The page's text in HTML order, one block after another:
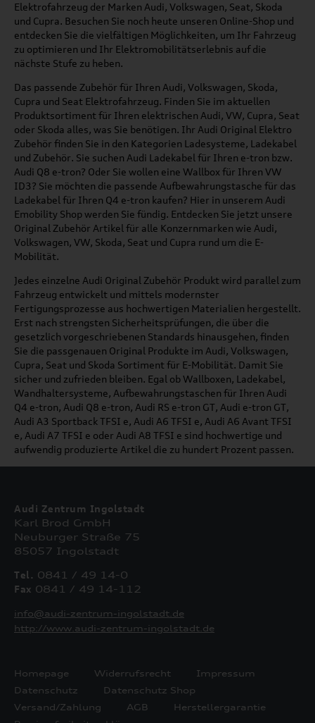
Elektrofahrzeug der Marken Audi, Volkswagen, Seat, Skoda
und Cupra. Besuchen Sie noch heute unseren Online-Shop und
entdecken Sie die vielfältigen Möglichkeiten, um Ihr Fahrzeug
zu optimieren und Ihr Elektromobilitätserlebnis auf die
nächste Stufe zu heben.
Das passende Zubehör für Ihren Audi, Volkswagen, Skoda,
Cupra und Seat Elektrofahrzeug. Finden Sie im aktuellen
Produktsortiment für Ihren elektrischen Audi, VW, Cupra, Seat
oder Skoda alles, was Sie benötigen. Ihr Audi Original Elektro
Zubehör finden Sie in den Kategorien Ladesysteme, Ladekabel
und Zubehör. Sie suchen Audi Ladekabel für Ihren e-tron bzw.
Audi Q8 e-tron? Oder Sie wollen eine Wallbox für Ihren VW
ID3? Sie möchten die passende Aufbewahrungstasche für das
Ladekabel für Ihren Q4 e-tron kaufen? Hier in unserem Audi
Emobility Shop werden Sie fündig. Entdecken Sie jetzt unsere
Original Zubehör Artikel für alle Konzernmarken wie Audi,
Volkswagen, VW, Skoda, Seat und Cupra rund um die E-
Mobilität.
Jedes einzelne Audi Original Zubehör Produkt wird parallel zum
Fahrzeug entwickelt und mittels modernster
Fertigungsprozesse aus hochwertigen Materialien hergestellt.
Erst nach strengsten Sicherheitsprüfungen, die über die
gesetzlich vorgeschriebenen Standards hinausgehen, finden
Sie die passgenauen Original Produkte im Audi, Volkswagen,
Cupra, Seat und Skoda Sortiment für E-Mobilität. Damit Sie
sicher und zufrieden bleiben. Egal ob Wallboxen, Ladekabel,
Wandhaltersysteme, Aufbewahrungstaschen für Ihren Audi
Q4 e-tron, Audi Q8 e-tron, Audi RS e-tron GT, Audi e-tron GT,
Audi A3 Sportback TFSI e, Audi A6 TFSI e, Audi A6 Avant TFSI
e, Audi A7 TFSI e oder Audi A8 TFSI e sind hochwertige und
aufwendig produzierte Artikel die zu hundert Prozent passen.
Audi Zentrum Ingolstadt
Karl Brod GmbH
Neuburger Straße 75
85057 Ingolstadt
Tel. 0841 / 49 14-0
Fax 0841 / 49 14-112
info@audi-zentrum-ingolstadt.de
http://www.audi-zentrum-ingolstadt.de
Homepage Widerrufsrecht
Impressum
Datenschutz
Datenschutz Shop
Versand/Zahlung
AGB
Herstellergarantie